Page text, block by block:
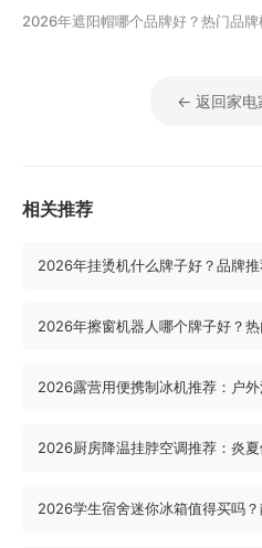
2026年遮阳帽哪个品牌好？热门品
← 返回家电
相关推荐
2026年挂烫机什么牌子好？品牌
2026年擦窗机器人哪个牌子好？
2026露营用便携制冰机推荐：户
2026厨房降温挂脖空调推荐：炎
2026学生宿舍迷你冰箱值得买吗